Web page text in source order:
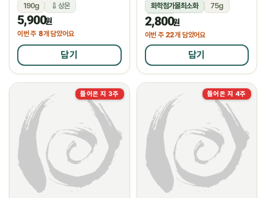
190g 상온
5,900원
이번 주 8개 담았어요
담기
화학첨가물최소화
75g
상온
2,800원
이번 주 22개 담았어요
담기
들어온 지 3주 들어온 지 4주